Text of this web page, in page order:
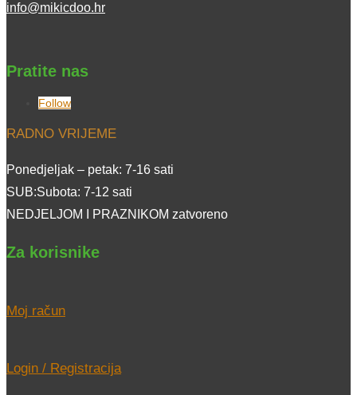
info@mikicdoo.hr
Pratite nas
Follow
RADNO VRIJEME
Ponedjeljak – petak: 7-16 sati
SUB:Subota: 7-12 sati
NEDJELJOM I PRAZNIKOM zatvoreno
Za korisnike
Moj račun
Login / Registracija